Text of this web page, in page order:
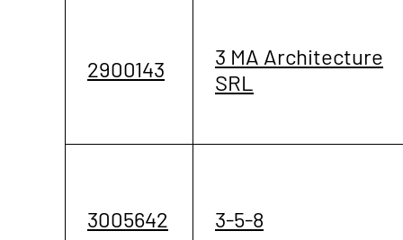
2900143
3 MA Architecture
SRL
3005642 3-5-8